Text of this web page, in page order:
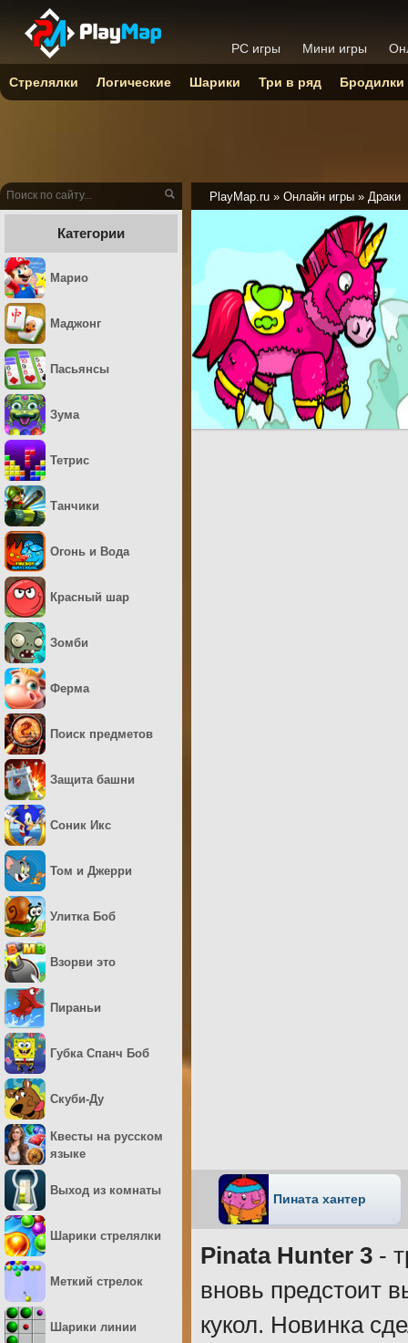
PlayMap.ru » Онлайн игры » Драки
Пината хантер
Pinata Hunter 3 -
вновь предстоит
кукол. Новинка
Категории
Марио
Маджонг
Пасьянсы
Зума
Тетрис
Танчики
Огонь и Вода
Красный шар
Зомби
Ферма
Поиск предметов
Защита башни
Соник Икс
Том и Джерри
Улитка Боб
Взорви это
Пираньи
Губка Спанч Боб
Скуби-Ду
Квесты на русском
языке
Выход из комнаты
Шарики стрелялки
Меткий стрелок
Шарики линии
PC игры Мини игры
Стрелялки Логические Шарики Три в ряд Бродилки